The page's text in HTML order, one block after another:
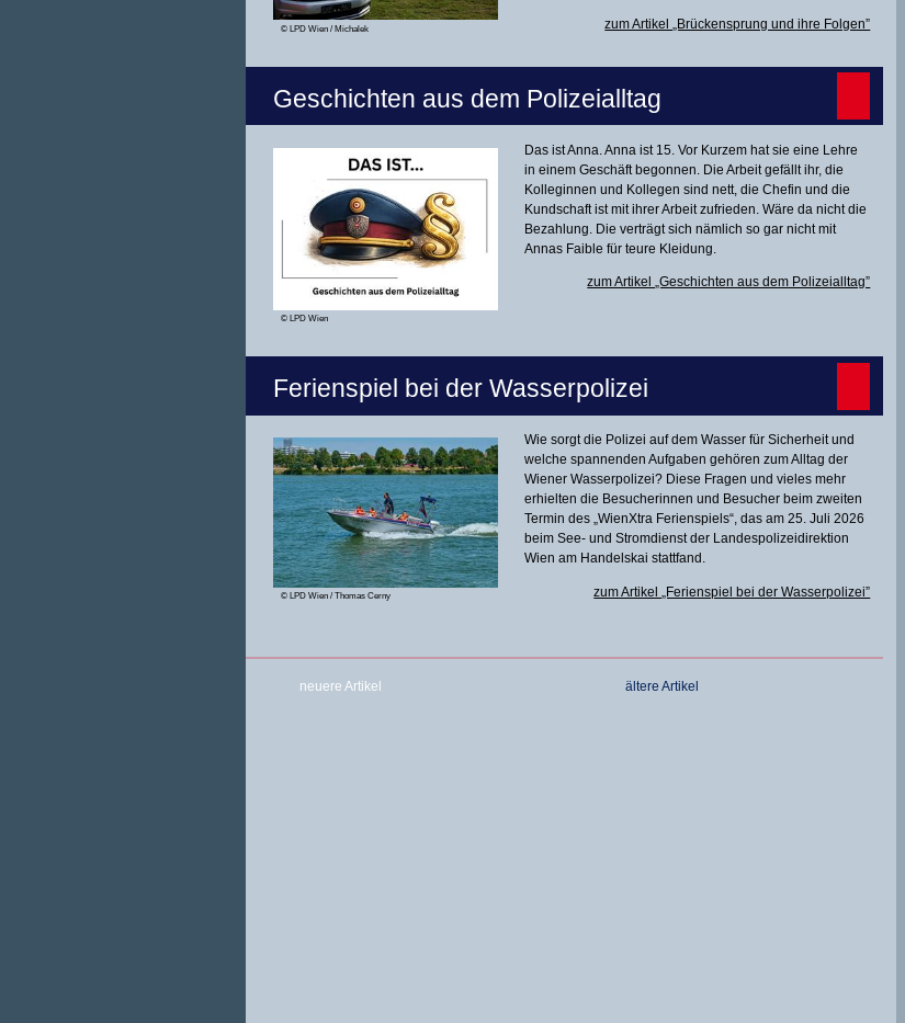
© LPD Wien / Michalek zum Artikel „Brückensprung und ihre Folgen”
Geschichten aus dem Polizeialltag
© LPD Wien
Das ist Anna. Anna ist 15. Vor Kurzem hat sie eine Lehre
in einem Geschäft begonnen. Die Arbeit gefällt ihr, die
Kolleginnen und Kollegen sind nett, die Chefin und die
Kundschaft ist mit ihrer Arbeit zufrieden. Wäre da nicht die
Bezahlung. Die verträgt sich nämlich so gar nicht mit
Annas Faible für teure Kleidung.
zum Artikel „Geschichten aus dem Polizeialltag”
Ferienspiel bei der Wasserpolizei
© LPD Wien / Thomas Cerny
Wie sorgt die Polizei auf dem Wasser für Sicherheit und
welche spannenden Aufgaben gehören zum Alltag der
Wiener Wasserpolizei? Diese Fragen und vieles mehr
erhielten die Besucherinnen und Besucher beim zweiten
Termin des „WienXtra Ferienspiels“, das am 25. Juli 2026
beim See- und Stromdienst der Landespolizeidirektion
Wien am Handelskai stattfand.
zum Artikel „Ferienspiel bei der Wasserpolizei”
neuere Artikel ältere Artikel